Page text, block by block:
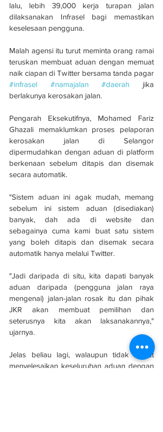
lalu, lebih 39,000 kerja turapan jalan
dilaksanakan Infrasel bagi memastikan
keselesaan pengguna.
Malah agensi itu turut meminta orang ramai
teruskan membuat aduan dengan memuat
#infrasel
#namajalan #daerah jika
berlakunya kerosakan jalan.
Pengarah Eksekutifnya, Mohamed Fariz
Ghazali memaklumkan proses pelaporan
kerosakan jalan di Selangor
dipermudahkan dengan aduan di platform
berkenaan sebelum ditapis dan disemak
secara automatik.
"Sistem aduan ini agak mudah, memang
sebelum ini sistem aduan (disediakan)
banyak, dah ada di website dan
sebagainya cuma kami buat satu sistem
yang boleh ditapis dan disemak secara
automatik hanya melalui Twitter.
"Jadi daripada di situ, kita dapati banyak
aduan daripada (pengguna jalan raya
mengenai) jalan-jalan rosak itu dan pihak
JKR akan membuat pemilihan dan
seterusnya kita akan laksanakannya,"
ujarnya.
Jelas beliau lagi, walaupun tidak dapat
menyelesaikan keseluruhan aduan dengan